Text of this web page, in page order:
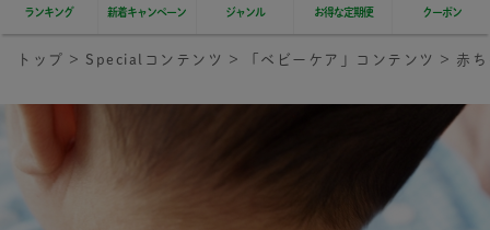
ランキング 新着キャンペーン ジャンル お得な定期便 クーポン
トップ Specialコンテンツ 「ベビーケア」コンテンツ 赤